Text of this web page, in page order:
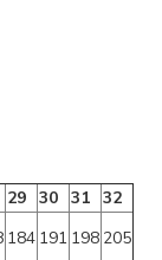
29 30 31 32
184 191 198 205